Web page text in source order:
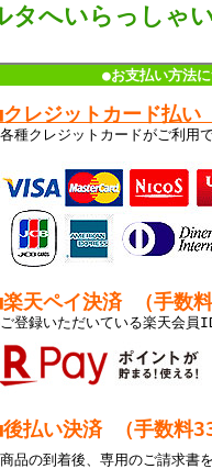
タへいらっしゃ
●お支払い方法
レジットカード払い
種クレジットカードがご利用
天ペイ決済 （手数
登録いただいている楽天会員
払い決済 （手数料
品の到着後、専用のご請求書